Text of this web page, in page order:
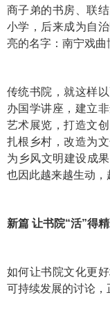
商子弟的书房、联
小学，后来成为自
亮的名字：南宁戏曲
传统书院，就这样
办国学讲座，建立
艺术展览，打造文
扎根乡村，改造为
为乡风文明建设成
也因此越来越生动，
新篇 让书院“活”得
如何让书院文化更
可持续发展的讨论，